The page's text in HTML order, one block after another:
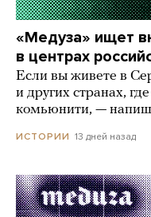
«Медуза» ищет
в центрах
Если вы живете в
и других странах,
комьюнити, —
ИСТОРИИ 13 дней назад